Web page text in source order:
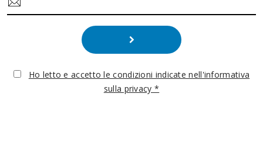
Ho letto e accetto le condizioni indicate nell'informativa
sulla privacy *